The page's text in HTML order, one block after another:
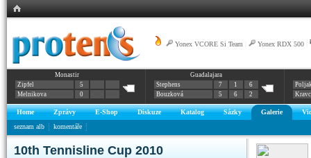
Yonex VCORE Si Team Yonex RDX 500
Monastir
Zipfel
5
Melnikova
0
Guadalajara
Stephens
7 1
6
Bouzková
5 6 2
Home Zprávy E-Shop Diskuze Katalog Sázky Galerie
seznam alb
komentáře
10th Tennisline Cup 2010